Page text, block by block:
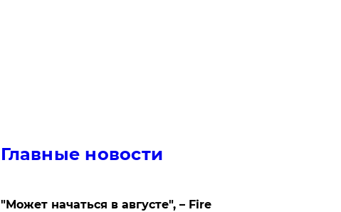
Главные новости
"Может начаться в августе", – Fire